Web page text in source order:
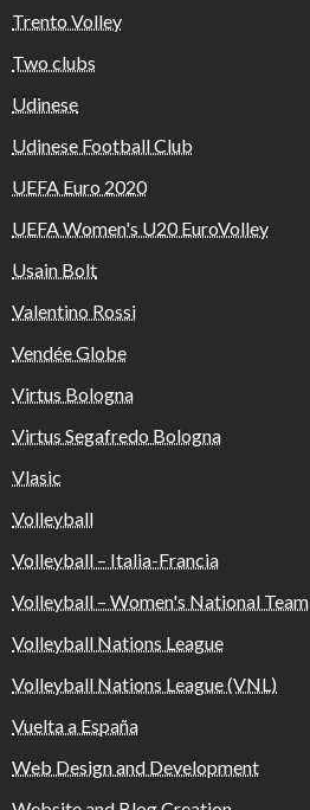
Trento Volley
Two clubs
Udinese
Udinese Football Club
UEFA Euro 2020
UEFA Women's U20 EuroVolley
Usain Bolt
Valentino Rossi
Vendée Globe
Virtus Bologna
Virtus Segafredo Bologna
Vlasic
Volleyball
Volleyball – Italia-Francia
Volleyball – Women's National Team
Volleyball Nations League
Volleyball Nations League (VNL)
Vuelta a España
Web Design and Development